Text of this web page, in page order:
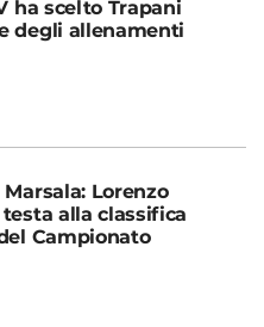
ha scelto Trapani
degli allenamenti
Lorenzo
alla classifica
Campionato